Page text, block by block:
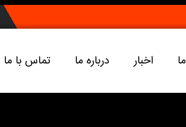
اخبار درباره ما تماس با ما